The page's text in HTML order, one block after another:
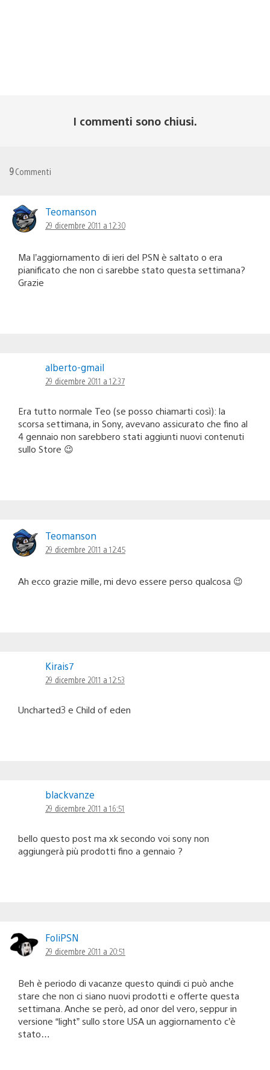
I commenti sono chiusi.
9Commenti
Teomanson
29 dicembre 2011 a 12:30
Ma l’aggiornamento di ieri del PSN è saltato o era
pianificato che non ci sarebbe stato questa settimana?
Grazie
alberto-gmail
29 dicembre 2011 a 12:37
Era tutto normale Teo (se posso chiamarti così): la
scorsa settimana, in Sony, avevano assicurato che fino al
4 gennaio non sarebbero stati aggiunti nuovi contenuti
sullo Store 😉
Teomanson
29 dicembre 2011 a 12:45
Ah ecco grazie mille, mi devo essere perso qualcosa 😉
Kirais7
29 dicembre 2011 a 12:53
Uncharted3 e Child of eden
blackvanze
29 dicembre 2011 a 16:51
bello questo post ma xk secondo voi sony non
aggiungerà più prodotti fino a gennaio ?
FoliPSN
29 dicembre 2011 a 20:51
Beh è periodo di vacanze questo quindi ci può anche
stare che non ci siano nuovi prodotti e offerte questa
settimana. Anche se però, ad onor del vero, seppur in
versione “light” sullo store USA un aggiornamento c’è
stato…